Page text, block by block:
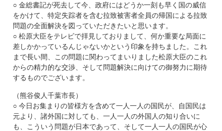
○ 金総書記が死去して今、政府にはどうか一刻も早く国の威信
をかけて、特定失踪者を含む拉致被害者全員の帰国による拉致
問題の全面解決を図っていただきたいと思います。
○ 松原大臣をテレビで拝見しておりまして、何か重要な局面に
差しかかっているんじゃないかという印象を持ちました。これ
まで長い間、この問題に関わってまいりました松原大臣のこれ
からの精力的な交渉、そして問題解決に向けての御努力に期待
するものでございます。
（熊谷俊人千葉市長）
○ 今日お集まりの皆様方を含めて一人一人の国民が、自国民は
元より、諸外国に対しても、一人一人の外国人の知り合いに
も、こういう問題が日本であって、そして一人一人の国民が心